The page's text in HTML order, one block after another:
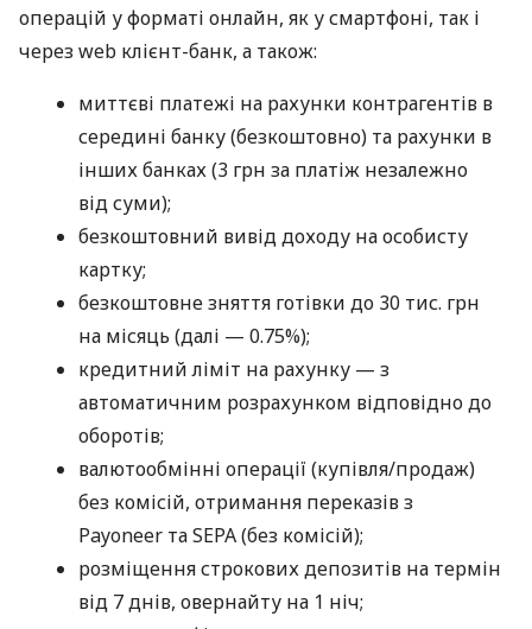
операцій у форматі онлайн, як у смартфоні, так і
через web клієнт-банк, а також:
миттєві платежі на рахунки контрагентів в
середині банку (безкоштовно) та рахунки в
інших банках (3 грн за платіж незалежно
від суми);
безкоштовний вивід доходу на особисту
картку;
безкоштовне зняття готівки до 30 тис. грн
на місяць (далі — 0.75%);
кредитний ліміт на рахунку — з
автоматичним розрахунком відповідно до
оборотів;
валютообмінні операції (купівля/продаж)
без комісій, отримання переказів з
Payoneer та SEPA (без комісій);
розміщення строкових депозитів на термін
від 7 днів, овернайту на 1 ніч;